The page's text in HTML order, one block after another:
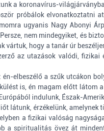
a koronavírus-
próbálok elvonatkoztatni
ugyanis Nagy Abonyi
nem mindegyiket, és
vártuk, hogy a tanár úr
az utazások valódi, fizikai
elbeszélő a szűk utcákon
is, én magam előtt látom
indulunk, Észak-
látunk, érzékelünk, amelynek
a fizikai valóság
a spiritualitás övez át